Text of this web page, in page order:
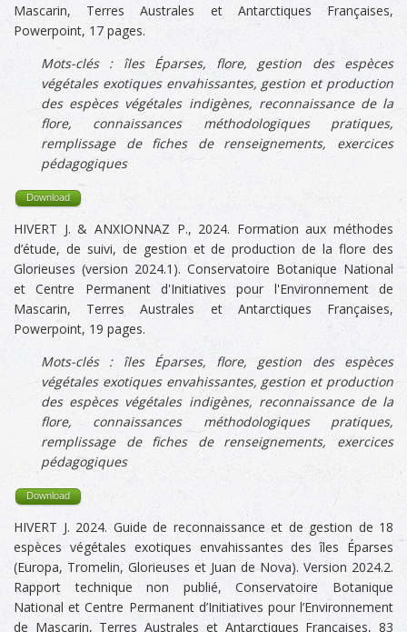
Mascarin, Terres Australes et Antarctiques Françaises,
Powerpoint, 17 pages.
Mots-clés : îles Éparses, flore, gestion des espèces
végétales exotiques envahissantes, gestion et production
des espèces végétales indigènes, reconnaissance de la
flore, connaissances méthodologiques pratiques,
remplissage de fiches de renseignements, exercices
pédagogiques
Download
HIVERT J. & ANXIONNAZ P., 2024. Formation aux méthodes
d’étude, de suivi, de gestion et de production de la flore des
Glorieuses (version 2024.1). Conservatoire Botanique National
et Centre Permanent d'Initiatives pour l'Environnement de
Mascarin, Terres Australes et Antarctiques Françaises,
Powerpoint, 19 pages.
Mots-clés : îles Éparses, flore, gestion des espèces
végétales exotiques envahissantes, gestion et production
des espèces végétales indigènes, reconnaissance de la
flore, connaissances méthodologiques pratiques,
remplissage de fiches de renseignements, exercices
pédagogiques
Download
HIVERT J. 2024. Guide de reconnaissance et de gestion de 18
espèces végétales exotiques envahissantes des îles Éparses
(Europa, Tromelin, Glorieuses et Juan de Nova). Version 2024.2.
Rapport technique non publié, Conservatoire Botanique
National et Centre Permanent d’Initiatives pour l’Environnement
de Mascarin, Terres Australes et Antarctiques Françaises, 83